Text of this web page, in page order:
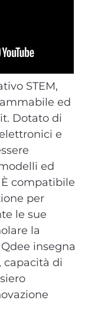
STEM,
ed
Dotato di
e
ed
compatibile
per
le sue
la
insegna
capacità di